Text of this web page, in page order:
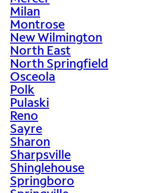
Milan
Montrose
New Wilmington
North East
North Springfield
Osceola
Polk
Pulaski
Reno
Sayre
Sharon
Sharpsville
Shinglehouse
Springboro